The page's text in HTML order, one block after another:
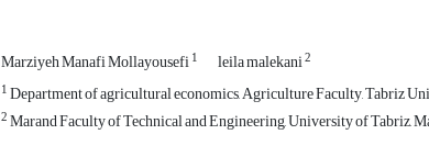
Marziyeh Manafi Mollayousefi1 leila malekani2
1Department of agricultural economics, Agriculture Faculty, Tabriz
2Marand Faculty of Technical and Engineering, University of Tabriz,